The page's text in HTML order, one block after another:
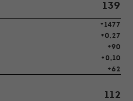
139
+1477
+0,27
+90
+0,10
+62
112